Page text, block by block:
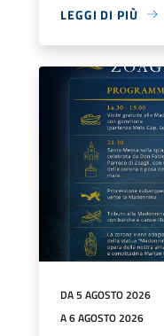
LEGGI DI PIÙ
DA 5 AGOSTO 2026
A 6 AGOSTO 2026